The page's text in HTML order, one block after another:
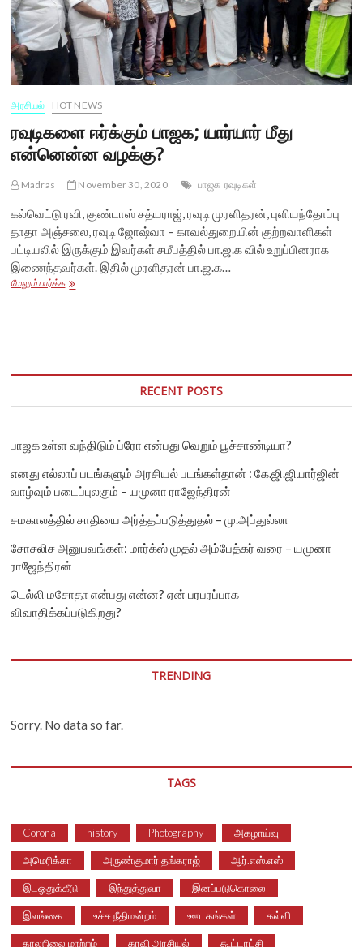
அரசியல் HOT NEWS
ரவுடிகளை ஈர்க்கும் பாஜக; யார்யார் மீது
என்னென்ன வழக்கு?
Madras November 30, 2020 பாஜக ரவுடிகள்
கல்வெட்டு ரவி, குண்டாஸ் சத்யராஜ், ரவுடி முரளிதரன், புளியந்தோப்பு
தாதா அஞ்சலை, ரவுடி ஜோஷ்வா – காவல்துறையின் குற்றவாளிகள்
பட்டியலில் இருக்கும் இவர்கள் சமீபத்தில் பா.ஜ.க வில் உறுப்பினராக
இணைந்தவர்கள். இதில் முரளிதரன் பா.ஜ.க…
மேலும் பார்க்கரவுடிகளை
RECENT POSTS
பாஜக உள்ள வந்திடும் ப்ரோ என்பது வெறும் பூச்சாண்டியா?
எனது எல்லாப் படங்களும் அரசியல் படங்கள்தான் : கே.ஜி.ஜியார்ஜின்
வாழ்வும் படைப்புலகும் – யமுனா ராஜேந்திரன்
சமகாலத்தில் சாதியை அர்த்தப்படுத்துதல் – மு.அப்துல்லா
சோசலிச அனுபவங்கள்: மார்க்ஸ் முதல் அம்பேத்கர் வரை – யமுனா
ராஜேந்திரன்
டெல்லி மசோதா என்பது என்ன? ஏன் பரபரப்பாக
விவாதிக்கப்படுகிறது?
TRENDING
Sorry. No data so far.
TAGS
Corona history Photography அகழாய்வு
அமெரிக்கா அருண்குமார் தங்கராஜ் ஆர்.எஸ்.எஸ்
இடஒதுக்கீடு இந்துத்துவா இனப்படுகொலை
இலங்கை உச்ச நீதிமன்றம் ஊடகங்கள் கல்வி
காலநிலை மாற்றம் காவி அரசியல் கூட்டாட்சி